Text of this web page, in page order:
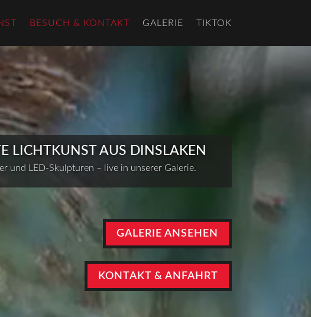
BESUCH & KONTAKT GALERIE TIKTOK
LICHTKUNST AUS DINSLAKEN
und LED-Skulpturen – live in unserer Galerie.
GALERIE ANSEHEN
KONTAKT & ANFAHRT